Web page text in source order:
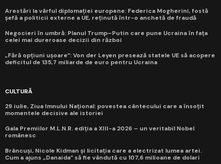
Arestări la vârful diplomației europene: Federica Mogherini, fostă
șefă a politicii externe a UE, reținută într-o anchetă de fraudă
Negocieri în umbră: Planul Trump–Putin care pune Ucraina în fața
celei mai dureroase decizii din război
„Fără opțiuni ușoare”: Von der Leyen presează statele UE să acopere
deficitul de 135,7 miliarde de euro pentru Ucraina
CULTURĂ
29 iulie, Ziua Imnului Național: povestea cântecului care a însoțit
momentele decisive ale istoriei
Gala Premiilor M.L.N.R. ediția a XIII-a 2026 – un veritabil Nobel
românesc
Brâncuși, Nicole Kidman și licitația care a electrizat lumea artei.
Cum a ajuns „Danaida” să fie vândută cu 107,6 milioane de dolari